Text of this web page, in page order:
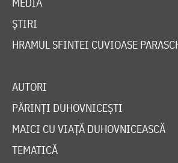
ȘTIRI
HRAMUL SFINTEI CUVIOASE
AUTORI
PĂRINȚI DUHOVNICEȘTI
MAICI CU VIAȚĂ DUHOVNICEASCĂ
TEMATICĂ